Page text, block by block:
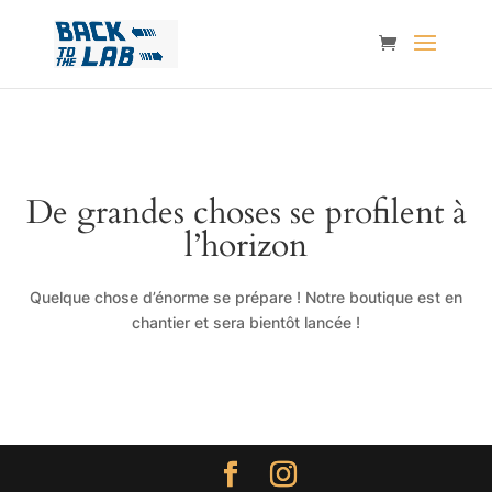
De grandes choses se profilent à
l’horizon
Quelque chose d’énorme se prépare ! Notre boutique est en
chantier et sera bientôt lancée !